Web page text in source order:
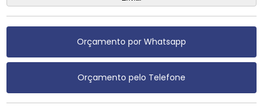
Orçamento por Whatsapp
Orçamento pelo Telefone